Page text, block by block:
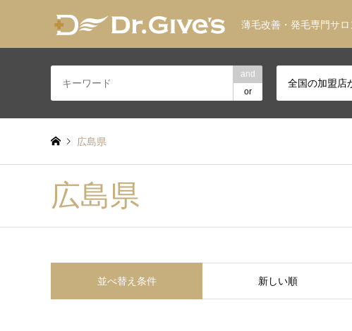
薄毛改善・発毛専門サロ
and
or
全国の加盟店
広島県
広島県
並べ替え条件 新しい順